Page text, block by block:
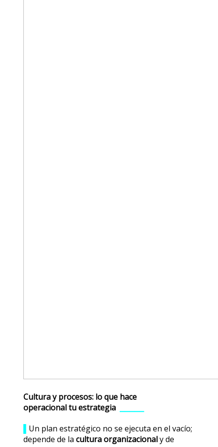
Cultura y procesos: lo que hace
operacional tu estrategia
Un plan estratégico no se ejecuta en el vacío;
depende de la cultura organizacionaly de